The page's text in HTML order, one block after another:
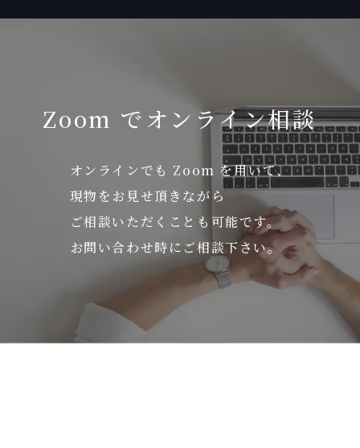
Zoom でオンライン相談
オンラインでも Zoom を用いて、
現物をお見せ頂きながら
ご相談いただくことも可能です。
お問い合わせ時にご相談下さい。